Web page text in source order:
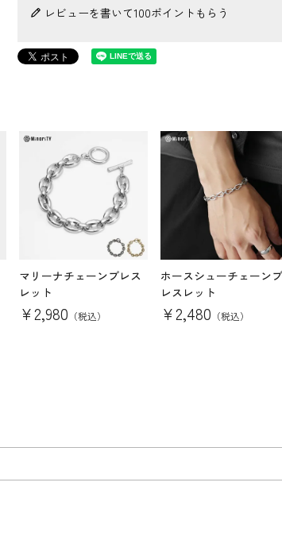
レビューを書いて100ポイントもらう
マリーナチェーンブレス
レット
¥2,980 （税込）
ホースシューチェーンブ
レスレット
¥2,480 （税込）